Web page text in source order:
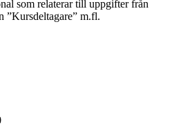
som relaterar till uppgifter från
”Kursdeltagare” m.fl.